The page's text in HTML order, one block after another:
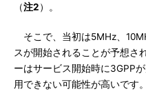
（注2）。
そこで、当初は5MHz、
スが開始されることが予想さ
ーはサービス開始時に3GPP
用できない可能性が高いです。